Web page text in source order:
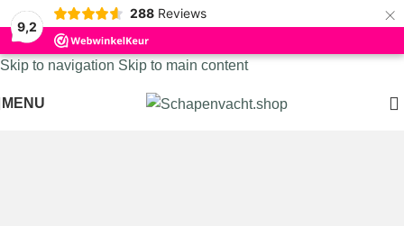
9,2
288 Reviews ×
Skip to navigation Skip to main content
MENU